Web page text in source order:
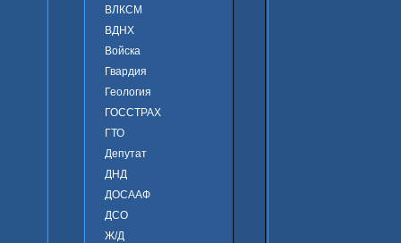
ВЛКСМ
ВДНХ
Войска
Гвардия
Геология
ГОССТРАХ
ГТО
Депутат
ДНД
ДОСААФ
ДСО
Ж/Д